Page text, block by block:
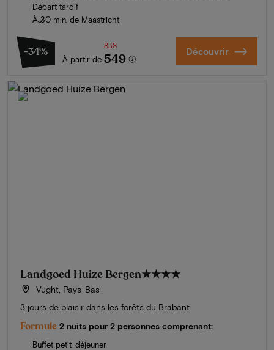
Départ tardif
À 30 min. de Maastricht
-34%
À partir de
838
549 Découvrir
Landgoed Huize Bergen★★★★
Vught, Pays-Bas
3 jours de plaisir dans les forêts du Brabant
Formule 2 nuits pour 2 personnes comprenant:
Buffet petit-déjeuner